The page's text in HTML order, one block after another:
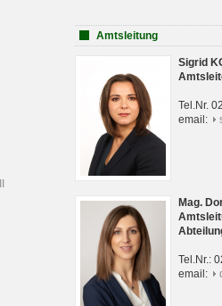
Amtsleitung
Sigrid
Tel.Nr.
email:
Mag.
Tel.Nr.:
email: